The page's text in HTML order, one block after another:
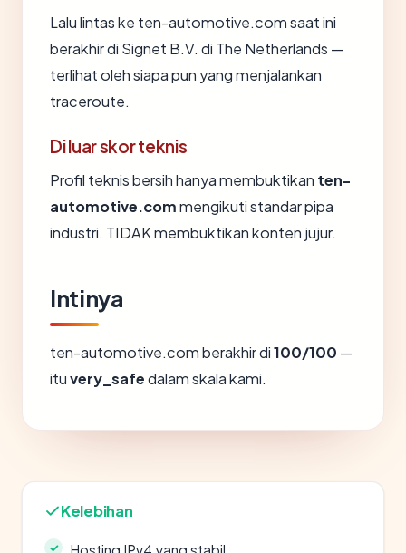
Lalu lintas ke ten-automotive.com saat ini
berakhir di Signet B.V. di The Netherlands —
terlihat oleh siapa pun yang menjalankan
traceroute.
Di luar skor teknis
Profil teknis bersih hanya membuktikan ten-
automotive.commengikuti standar pipa
industri. TIDAK membuktikan konten jujur.
Intinya
ten-automotive.com berakhir di100/100 —
ituvery_safedalam skala kami.
Kelebihan